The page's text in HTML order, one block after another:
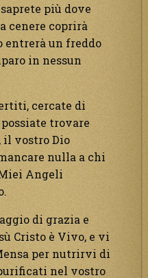
più dove
cenere coprirà
entrerà un freddo
in nessun
cercate di
trovare
il vostro Dio
nulla a chi
Angeli
di grazia e
Cristo è Vivo, e vi
per nutrirvi di
nel vostro